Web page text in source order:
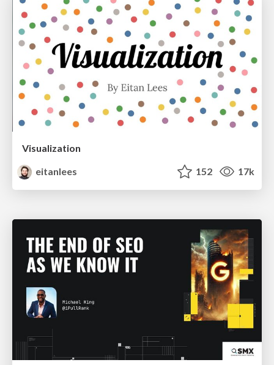
Visualization
eitanlees
152 17k